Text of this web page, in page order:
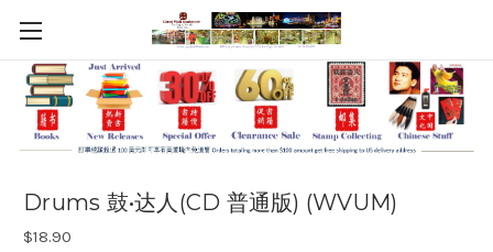
Drums 鼓•达人(CD 普通版) (WVUM)
$18.90